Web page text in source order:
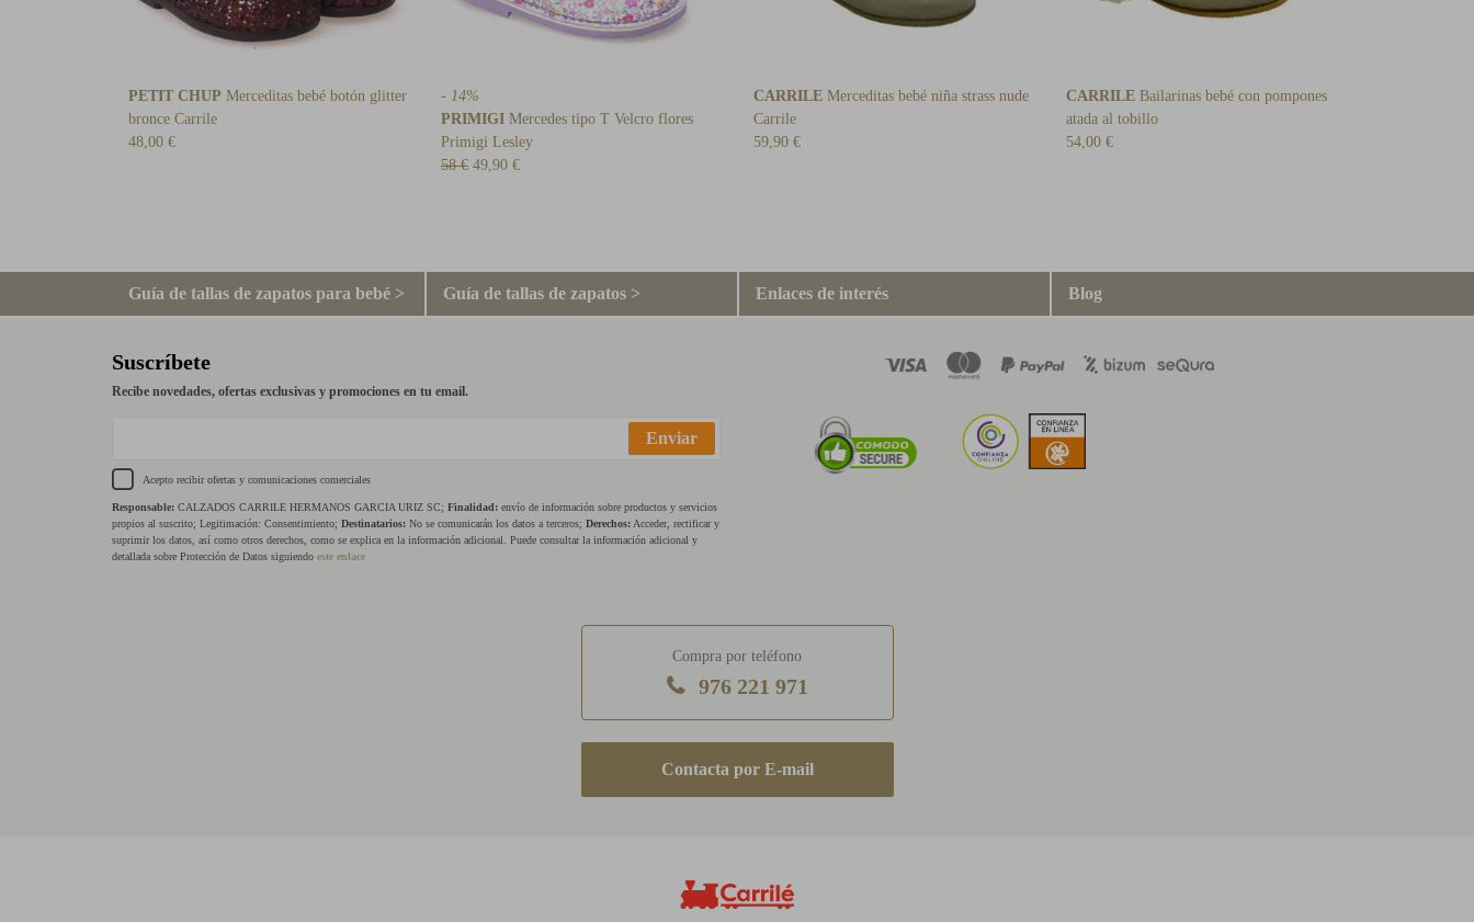
PETIT CHUP Merceditas bebé botón glitter
bronce Carrile
48,00 €
- 14%
PRIMIGI Mercedes tipo T Velcro flores
Primigi Lesley
58 € 49,90 €
CARRILE Merceditas bebé niña strass nude
Carrile
59,90 €
CARRILE Bailarinas bebé con pompones
atada al tobillo
54,00 €
Guía de tallas de zapatos para bebé > Guía de tallas de zapatos > Enlaces de interés Blog
Suscríbete
Recibe novedades, ofertas exclusivas y promociones en tu email.
Enviar
Acepto recibir ofertas y comunicaciones comerciales
Responsable: CALZADOS CARRILE HERMANOS GARCIA URIZ SC; Finalidad: envío de información sobre productos y servicios
propios al suscrito; Legitimación: Consentimiento; Destinatarios: No se comunicarán los datos a terceros; Derechos: Acceder, rectificar y
suprimir los datos, así como otros derechos, como se explica en la información adicional. Puede consultar la información adicional y
detallada sobre Protección de Datos siguiendo este enlace
Compra por teléfono
976 221 971
E-mail